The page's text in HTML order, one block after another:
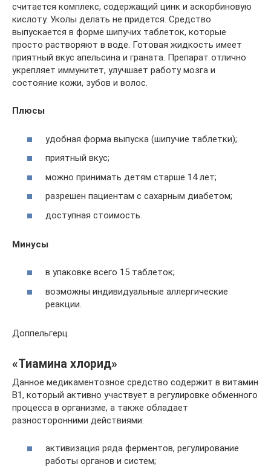
считается комплекс, содержащий цинк и аскорбиновую
кислоту. Уколы делать не придется. Средство
выпускается в форме шипучих таблеток, которые
просто растворяют в воде. Готовая жидкость имеет
приятный вкус апельсина и граната. Препарат отлично
укрепляет иммунитет, улучшает работу мозга и
состояние кожи, зубов и волос.
Плюсы
удобная форма выпуска (шипучие таблетки);
приятный вкус;
можно принимать детям старше 14 лет;
разрешен пациентам с сахарным диабетом;
доступная стоимость.
Минусы
в упаковке всего 15 таблеток;
возможны индивидуальные аллергические
реакции.
Доппельгерц
«Тиамина хлорид»
Данное медикаментозное средство содержит в витамин
B1, который активно участвует в регулировке обменного
процесса в организме, а также обладает
разносторонними действиями:
активизация ряда ферментов, регулирование
работы органов и систем;